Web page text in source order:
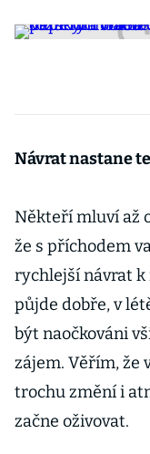
Návrat nastane
Někteří mluví až
že s příchodem
rychlejší návrat
půjde dobře, v
být naočkováni
zájem. Věřím, že
trochu změní i
začne oživovat.